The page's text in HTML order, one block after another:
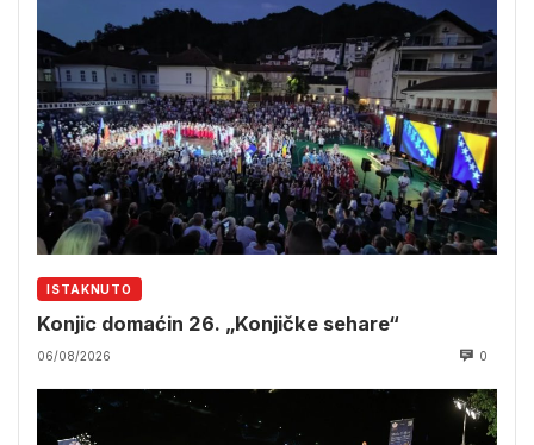
ISTAKNUTO
Konjic domaćin 26. „Konjičke sehare“
06/08/2026 0